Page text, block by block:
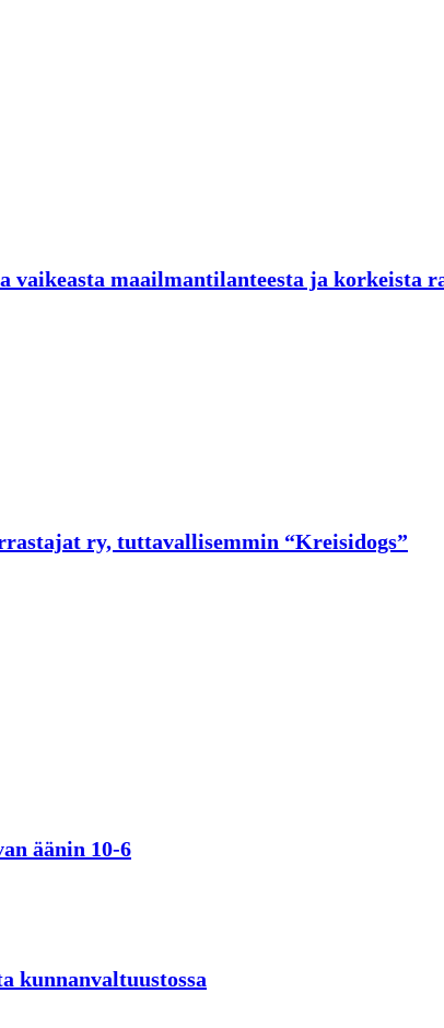
vaikeasta maailmantilanteesta ja korkeista
ry, tuttavallisemmin “Kreisidogs”
äänin 10-6
kunnanvaltuustossa